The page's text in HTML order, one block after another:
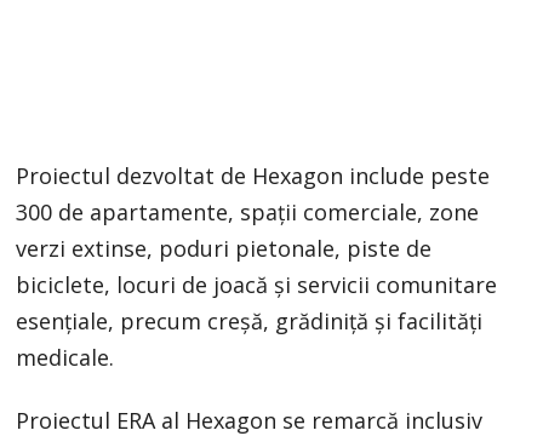
Proiectul dezvoltat de Hexagon include peste
300 de apartamente, spații comerciale, zone
verzi extinse, poduri pietonale, piste de
biciclete, locuri de joacă și servicii comunitare
esențiale, precum creșă, grădiniță și facilități
medicale.
Proiectul ERA al Hexagon se remarcă inclusiv